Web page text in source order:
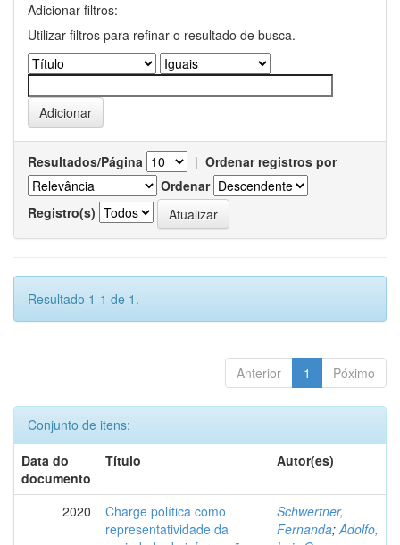
Adicionar filtros:
Utilizar filtros para refinar o resultado de busca.
Resultados/Página | Ordenar registros por
Ordenar
Registro(s)
Resultado 1-1 de 1.
Anterior 1 Póximo
Conjunto de itens:
Data do
documento
Título Autor(es)
2020
Charge política como
representatividade da
Schwertner,
Fernanda;Adolfo,